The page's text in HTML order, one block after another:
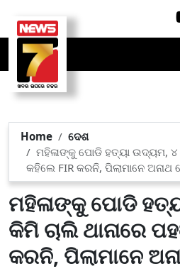
Home
ଦେଶ
ମହିଳାଙ୍କୁ ପୋଡି ହତ୍ୟା ଉଦ୍ୟମ, ୪
କହିଲେ FIR କରନି, ପିଲାମାନେ
ମହିଳାଙ୍କୁ ପୋଡି
କିମି ଚାଲି ଥାନାରେ
କରନି, ପିଲାମାନେ